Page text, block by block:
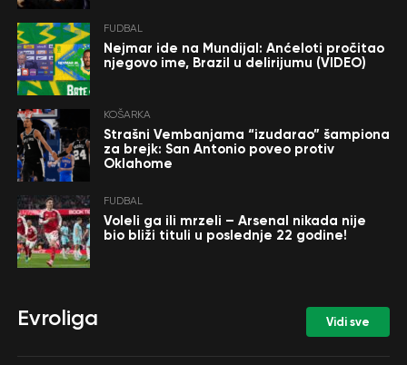
FUDBAL
Nejmar ide na Mundijal: Anćeloti pročitao
njegovo ime, Brazil u delirijumu (VIDEO)
KOŠARKA
Strašni Vembanjama “izudarao” šampiona
za brejk: San Antonio poveo protiv
Oklahome
FUDBAL
Voleli ga ili mrzeli – Arsenal nikada nije
bio bliži tituli u poslednje 22 godine!
Evroliga Vidi sve